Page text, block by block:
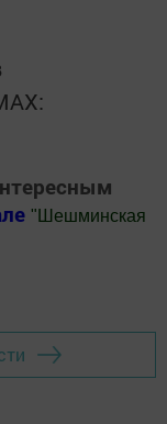
" Шешминская